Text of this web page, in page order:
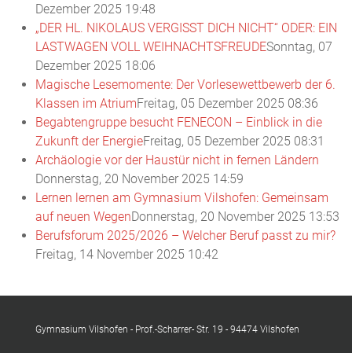
Dezember 2025 19:48
„DER HL. NIKOLAUS VERGISST DICH NICHT“ ODER: EIN
LASTWAGEN VOLL WEIHNACHTSFREUDESonntag, 07
Dezember 2025 18:06
Magische Lesemomente: Der Vorlesewettbewerb der 6.
Klassen im AtriumFreitag, 05 Dezember 2025 08:36
Begabtengruppe besucht FENECON – Einblick in die
Zukunft der EnergieFreitag, 05 Dezember 2025 08:31
Archäologie vor der Haustür nicht in fernen Ländern
Donnerstag, 20 November 2025 14:59
Lernen lernen am Gymnasium Vilshofen: Gemeinsam
auf neuen WegenDonnerstag, 20 November 2025 13:53
Berufsforum 2025/2026 – Welcher Beruf passt zu mir?
Freitag, 14 November 2025 10:42
Gymnasium Vilshofen - Prof.-Scharrer- Str. 19 - 94474 Vilshofen